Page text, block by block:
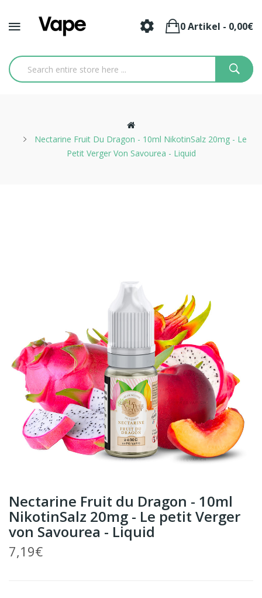
0 Artikel - 0,00€
Nectarine Fruit Du Dragon - 10ml NikotinSalz 20mg - Le
Petit Verger Von Savourea - Liquid
Nectarine Fruit du Dragon - 10ml
NikotinSalz 20mg - Le petit Verger
von Savourea - Liquid
7,19€